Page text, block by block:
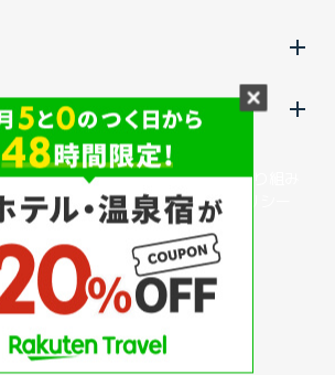
の表示ウェブアクセシビリティの取り組み
ープライバシーポータルCookieポリシー
く表記情報セキュリティ基本方針
トップ